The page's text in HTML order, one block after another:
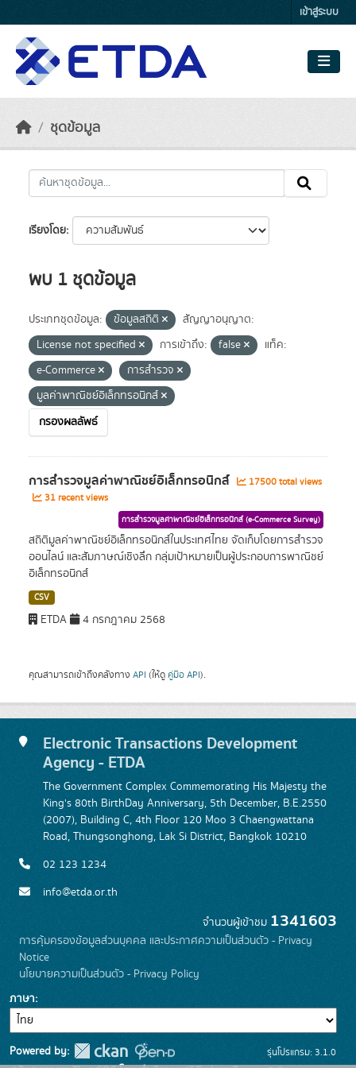
เข้าสู่ระบบ
ชุดข้อมูล
เรียงโดย
พบ 1 ชุดข้อมูล
ประเภทชุดข้อมูล: ข้อมูลสถิติ
สัญญาอนุญาต:
License not specified
การเข้าถึง: false
แท็ค:
e-Commerce
การสำรวจ
มูลค่าพาณิชย์อิเล็กทรอนิกส์
กรองผลลัพธ์
การสำรวจมูลค่าพาณิชย์อิเล็กทรอนิกส์
17500 total views
31 recent views
การสำรวจมูลค่าพาณิชย์อิเล็กทรอนิกส์ (e-Commerce Survey)
สถิติมูลค่าพาณิชย์อิเล็กทรอนิกส์ในประเทศไทย จัดเก็บโดยการสำรวจ
ออนไลน์ และสัมภาษณ์เชิงลึก กลุ่มเป้าหมายเป็นผู้ประกอบการพาณิชย์
อิเล็กทรอนิกส์
CSV
ETDA 4 กรกฎาคม 2568
คุณสามารถเข้าถึงคลังทาง API (ให้ดู คู่มือ API).
Electronic Transactions Development
Agency - ETDA
The Government Complex Commemorating His Majesty the
King's 80th BirthDay Anniversary, 5th December, B.E.2550
(2007), Building C, 4th Floor 120 Moo 3 Chaengwattana
Road, Thungsonghong, Lak Si District, Bangkok 10210
02 123 1234
info@etda.or.th
จำนวนผู้เข้าชม 1341603
การคุ้มครองข้อมูลส่วนบุคคล และประกาศความเป็นส่วนตัว - Privacy
Notice
นโยบายความเป็นส่วนตัว - Privacy Policy
ภาษา
Powered by:
รุ่นโปรแกรม: 3.1.0